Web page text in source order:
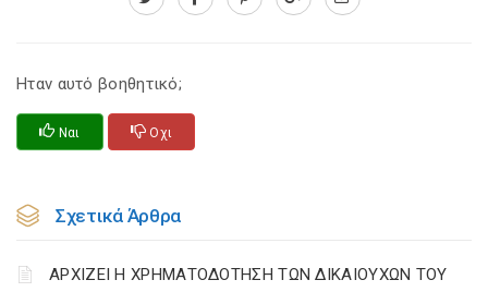
Ηταν αυτό βοηθητικό;
Ναι Οχι
Σχετικά Άρθρα
ΑΡΧΙΖΕΙ Η ΧΡΗΜΑΤΟΔΟΤΗΣΗ ΤΩΝ ΔΙΚΑΙΟΥΧΩΝ ΤΟΥ